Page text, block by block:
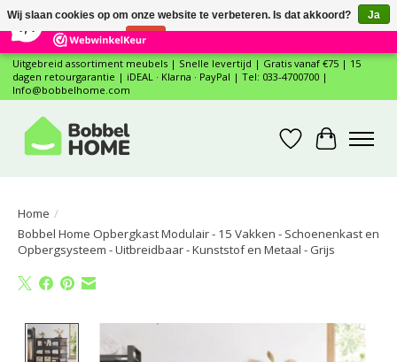
12 Reviews ×
Uitgebreid assortiment meubels | Snelle levertijd | Gratis vanaf €75 | 15
dagen retourgarantie | iDEAL · Klarna · PayPal | Tel: 033-4700700 |
Info@bobbelhome.com
Verlanglijst
Home /
Bobbel Home Opbergkast Modulair - 15 Vakken - Schoenenkast en
Opbergsysteem - Uitbreidbaar - Kunststof en Metaal - Grijs
Wij slaan cookies op om onze website te verbeteren. Is dat akkoord?
Ja
Nee